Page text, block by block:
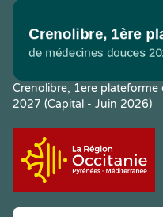
Crenolibre, 1ere
2027 (Capital - Juin 2026)